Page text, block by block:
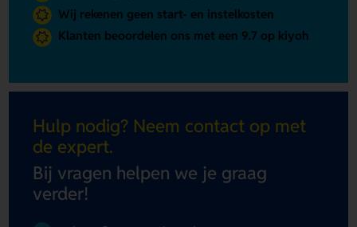
Wij rekenen geen start- en instelkosten
Klanten beoordelen ons met een 9.7 op kiyoh
Hulp nodig? Neem contact op met
de expert.
Bij vragen helpen we je graag
verder!